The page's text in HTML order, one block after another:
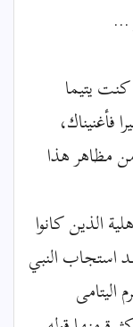
...
يتيما
فأغنيناك،
مظاهر هذا
الذين كانوا
استجاب النبي
اليتامى